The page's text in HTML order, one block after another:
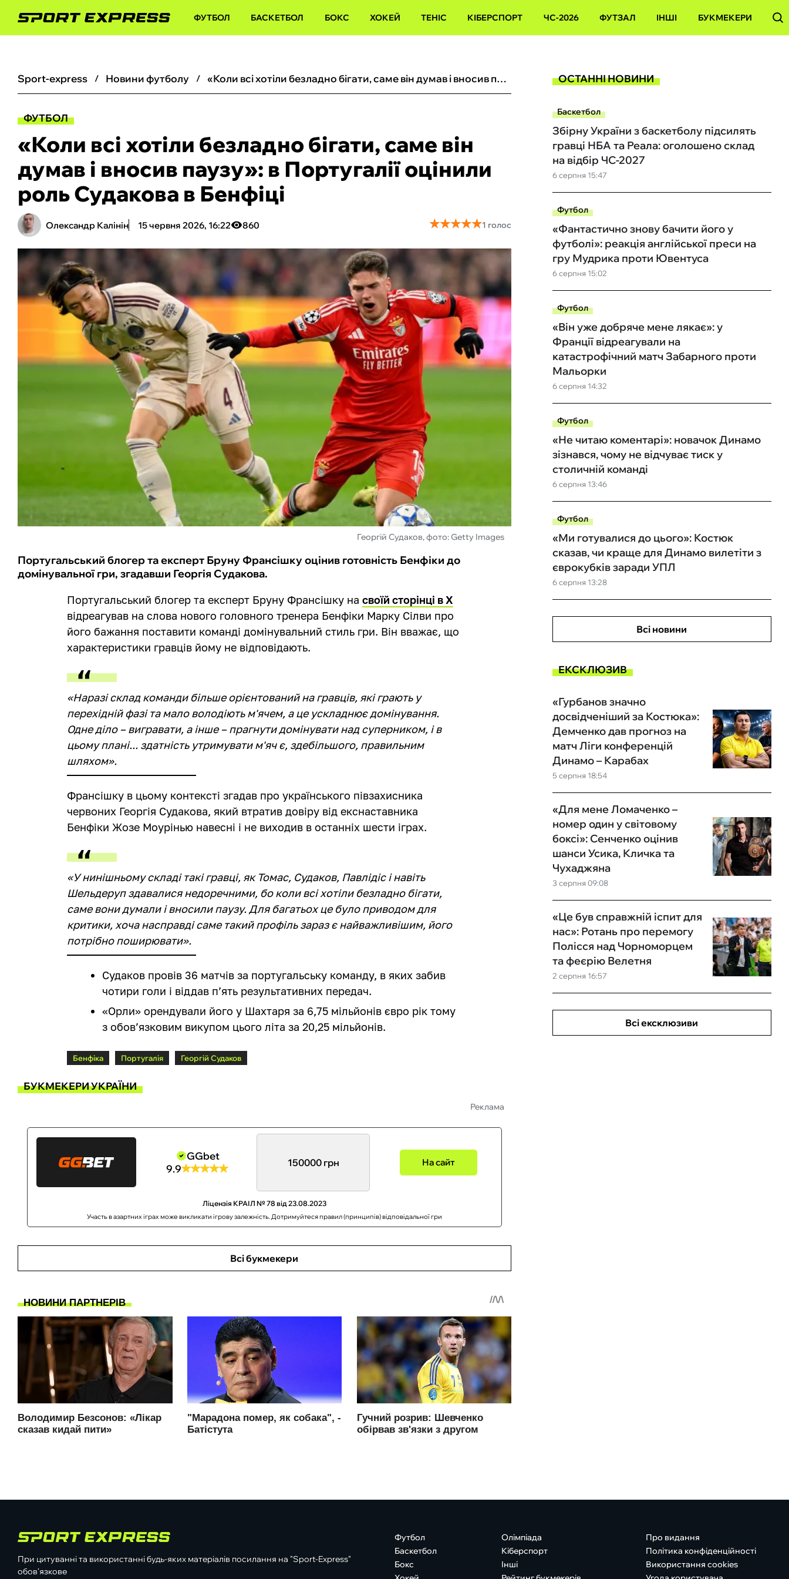
ФУТБОЛ БАСКЕТБОЛ БОКС ХОКЕЙ ТЕНІС КІБЕРСПОРТ ЧС-2026 ФУТЗАЛ ІНШІ БУКМЕКЕРИ
sport-express новини футболу «Коли всі хотіли безладно бігати, саме він думав і вносив паузу»: в Португалії оцінили роль Судакова в Бенфіці
ФУТБОЛ
«Коли всі хотіли безладно бігати, саме він
думав і вносив паузу»: в Португалії оцінили
роль Судакова в Бенфіці
Олександр Калінін 15 червня 2026, 16:22 860 ★★★★★
★★★★★1 голос
Георгій Судаков, фото: Getty Images
Португальський блогер та експерт Бруну Франсішку оцінив готовність Бенфіки до
домінувальної гри, згадавши Георгія Судакова.
Португальський блогер та експерт Бруну Франсішку насвоїй сторінці в Х
відреагував на слова нового головного тренера Бенфіки Марку Сілви про
його бажання поставити команді домінувальний стиль гри. Він вважає, що
характеристики гравців йому не відповідають.
«Наразі склад команди більше орієнтований на гравців, які грають у
перехідній фазі та мало володіють м'ячем, а це ускладнює домінування.
Одне діло – вигравати, а інше – прагнути домінувати над суперником, і в
цьому плані... здатність утримувати м'яч є, здебільшого, правильним
шляхом».
Франсішку в цьому контексті згадав про українського півзахисника
червоних Георгія Судакова, який втратив довіру від екснаставника
Бенфіки Жозе Моурінью навесні і не виходив в останніх шести іграх.
«У нинішньому складі такі гравці, як Томас, Судаков, Павлідіс і навіть
Шельдеруп здавалися недоречними, бо коли всі хотіли безладно бігати,
саме вони думали і вносили паузу. Для багатьох це було приводом для
критики, хоча насправді саме такий профіль зараз є найважливішим, його
потрібно поширювати».
Судаков провів 36 матчів за португальську команду, в яких забив
чотири голи і віддав п’ять результативних передач.
«Орли» орендували його у Шахтаря за 6,75 мільйонів євро рік тому
з обов’язковим викупом цього літа за 20,25 мільйонів.
Бенфіка Португалія Георгій Судаков
БУКМЕКЕРИ УКРАЇНИ
Реклама
GGbet
9.9
150000 грн На сайт
Ліцензія КРАІЛ № 78 від 23.08.2023
Участь в азартних іграх може викликати ігрову залежність. Дотримуйтеся правил (принципів) відповідальної гри
Всі букмекери
ОСТАННІ НОВИНИ
Баскетбол
6 серпня 15:47
Збірну України з баскетболу підсилять
гравці НБА та Реала: оголошено склад
на відбір ЧС-2027
Футбол
6 серпня 15:02
«Фантастично знову бачити його у
футболі»: реакція англійської преси на
гру Мудрика проти Ювентуса
Футбол
6 серпня 14:32
«Він уже добряче мене лякає»: у
Франції відреагували на
катастрофічний матч Забарного проти
Мальорки
Футбол
6 серпня 13:46
«Не читаю коментарі»: новачок Динамо
зізнався, чому не відчуває тиск у
столичній команді
Футбол
6 серпня 13:28
«Ми готувалися до цього»: Костюк
сказав, чи краще для Динамо вилетіти з
єврокубків заради УПЛ
Всі новини
ЕКСКЛЮЗИВ
5 серпня 18:54
«Гурбанов значно
досвідченіший за Костюка»:
Демченко дав прогноз на
матч Ліги конференцій
Динамо – Карабах
3 серпня 09:08
«Для мене Ломаченко –
номер один у світовому
боксі»: Сенченко оцінив
шанси Усика, Кличка та
Чухаджяна
2 серпня 16:57
«Це був справжній іспит для
нас»: Ротань про перемогу
Полісся над Чорноморцем
та феєрію Велетня
Всі ексклюзиви
При цитуванні та використанні будь-яких матеріалів посилання на "Sport-Express"
обов'язкове
Футбол
Баскетбол
Бокс
Олімпіада
Кіберспорт
Інші
Про видання
Політика конфіденційності
Використання cookies